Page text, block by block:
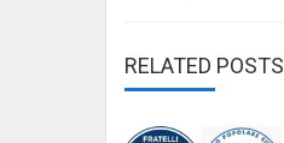
RELATED POSTS